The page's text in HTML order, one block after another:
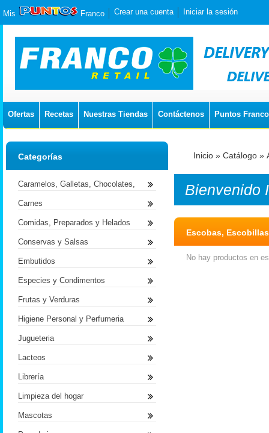
Mis Franco Crear una cuenta Iniciar la sesión
Ofertas Recetas Nuestras Tiendas Contáctenos Puntos Franco
Inicio » Catálogo »
Bienvenido
Escobas,
No hay productos en
Categorías
Caramelos, Galletas, Chocolates,
Carnes
Comidas, Preparados y Helados
Conservas y Salsas
Embutidos
Especies y Condimentos
Frutas y Verduras
Higiene Personal y Perfumeria
Jugueteria
Lacteos
Librería
Limpieza del hogar
Mascotas